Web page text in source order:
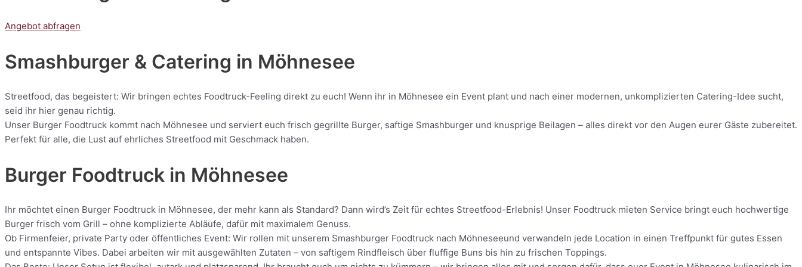
Angebot abfragen
Smashburger & Catering in Möhnesee
Streetfood, das begeistert: Wir bringen echtes Foodtruck-Feeling direkt zu euch! Wenn ihr in Möhnesee ein Event plant und nach einer modernen, unkomplizierten Catering-Idee sucht,
seid ihr hier genau richtig.
Unser Burger Foodtruck kommt nach Möhnesee und serviert euch frisch gegrillte Burger, saftige Smashburger und knusprige Beilagen – alles direkt vor den Augen eurer Gäste zubereitet.
Perfekt für alle, die Lust auf ehrliches Streetfood mit Geschmack haben.
Burger Foodtruck in Möhnesee
Ihr möchtet einen Burger Foodtruck in Möhnesee, der mehr kann als Standard? Dann wird’s Zeit für echtes Streetfood-Erlebnis! Unser Foodtruck mieten Service bringt euch hochwertige
Burger frisch vom Grill – ohne komplizierte Abläufe, dafür mit maximalem Genuss.
Ob Firmenfeier, private Party oder öffentliches Event: Wir rollen mit unserem Smashburger Foodtruck nach Möhneseeund verwandeln jede Location in einen Treffpunkt für gutes Essen
und entspannte Vibes. Dabei arbeiten wir mit ausgewählten Zutaten – von saftigem Rindfleisch über fluffige Buns bis hin zu frischen Toppings.